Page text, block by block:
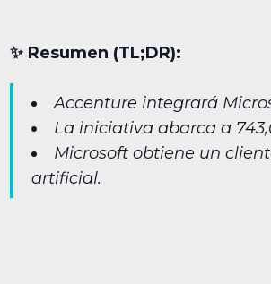
✨︎ Resumen (TL;DR):
Accenture integrará
La iniciativa abarca a
Microsoft obtiene un
artificial.